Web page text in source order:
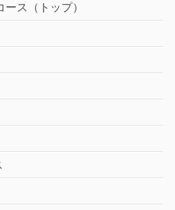
ース（トップ）